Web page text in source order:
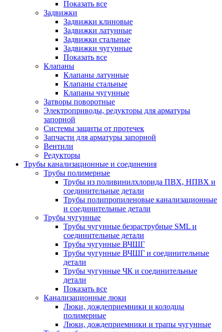
Показать все
Задвижки
Задвижки клиновые
Задвижки латунные
Задвижки стальные
Задвижки чугунные
Показать все
Клапаны
Клапаны латунные
Клапаны стальные
Клапаны чугунные
Затворы поворотные
Электроприводы, редукторы для арматуры
запорной
Системы защиты от протечек
Запчасти для арматуры запорной
Вентили
Редукторы
Трубы канализационные и соединения
Трубы полимерные
Трубы из поливинилхлорида ПВХ, НПВХ и
соединительные детали
Трубы полипропиленовые канализационные
и соединительные детали
Трубы чугунные
Трубы чугунные безраструбные SML и
соединительные детали
Трубы чугунные ВЧШГ
Трубы чугунные ВЧШГ и соединительные
детали
Трубы чугунные ЧК и соединительные
детали
Показать все
Канализационные люки
Люки, дождеприемники и колодцы
полимерные
Люки, дождеприемники и трапы чугунные